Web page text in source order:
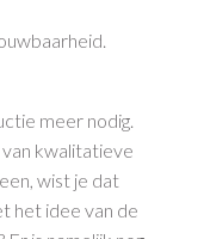
meer nodig.
kwalitatieve
wist je dat
het idee van de